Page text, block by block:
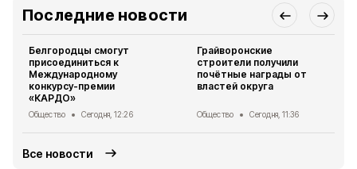
Последние новости
Белгородцы смогут
присоединиться к
Международному
конкурсу-премии
«КАРДО»
Общество Сегодня, 12:26
Грайворонские
строители получили
почётные награды от
властей округа
Общество Сегодня, 11:36
Все новости